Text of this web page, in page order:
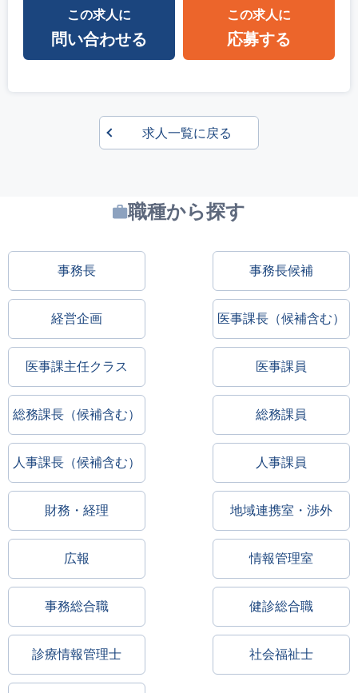
この求人に
問い合わせる
この求人に
応募する
求人一覧に戻る
職種から探す
事務長 事務長候補
経営企画 医事課長（候補含む）
医事課主任クラス 医事課員
総務課長（候補含む） 総務課員
人事課長（候補含む） 人事課員
財務・経理 地域連携室・渉外
広報 情報管理室
事務総合職 健診総合職
診療情報管理士 社会福祉士